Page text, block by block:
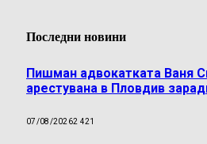
Последни новини
Пишман адвокатката Ваня
арестувана в Пловдив
07/08/20262 421